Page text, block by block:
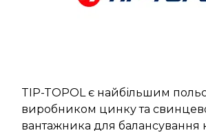
TIP-TOPOL є найбільшим
виробником цинку та
вантажника для балансування